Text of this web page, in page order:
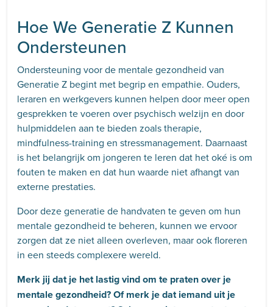
Hoe We Generatie Z Kunnen
Ondersteunen
Ondersteuning voor de mentale gezondheid van
Generatie Z begint met begrip en empathie. Ouders,
leraren en werkgevers kunnen helpen door meer open
gesprekken te voeren over psychisch welzijn en door
hulpmiddelen aan te bieden zoals therapie,
mindfulness-training en stressmanagement. Daarnaast
is het belangrijk om jongeren te leren dat het oké is om
fouten te maken en dat hun waarde niet afhangt van
externe prestaties.
Door deze generatie de handvaten te geven om hun
mentale gezondheid te beheren, kunnen we ervoor
zorgen dat ze niet alleen overleven, maar ook floreren
in een steeds complexere wereld.
Merk jij dat je het lastig vind om te praten over je
mentale gezondheid? Of merk je dat iemand uit je